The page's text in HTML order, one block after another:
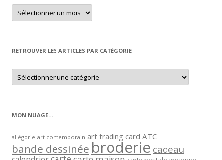
Retrouver
un
article
RETROUVER LES ARTICLES PAR CATÉGORIE
Retrouver
les
articles
MON NUAGE…
allégorie art contemporain art trading card ATC
bande dessinée broderie cadeau